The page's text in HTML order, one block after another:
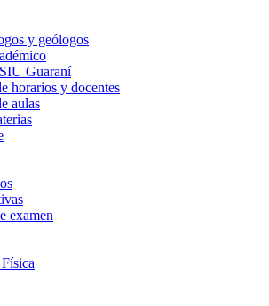
y geólogos
Guaraní
horarios y docentes
aulas
examen